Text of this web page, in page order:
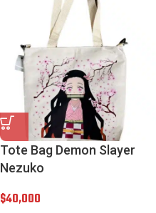
Tote Bag Demon Slayer
Nezuko
$40,000